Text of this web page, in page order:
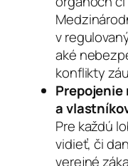
v
aké
konflikty
a
Pre každú
vidieť, či
verejné